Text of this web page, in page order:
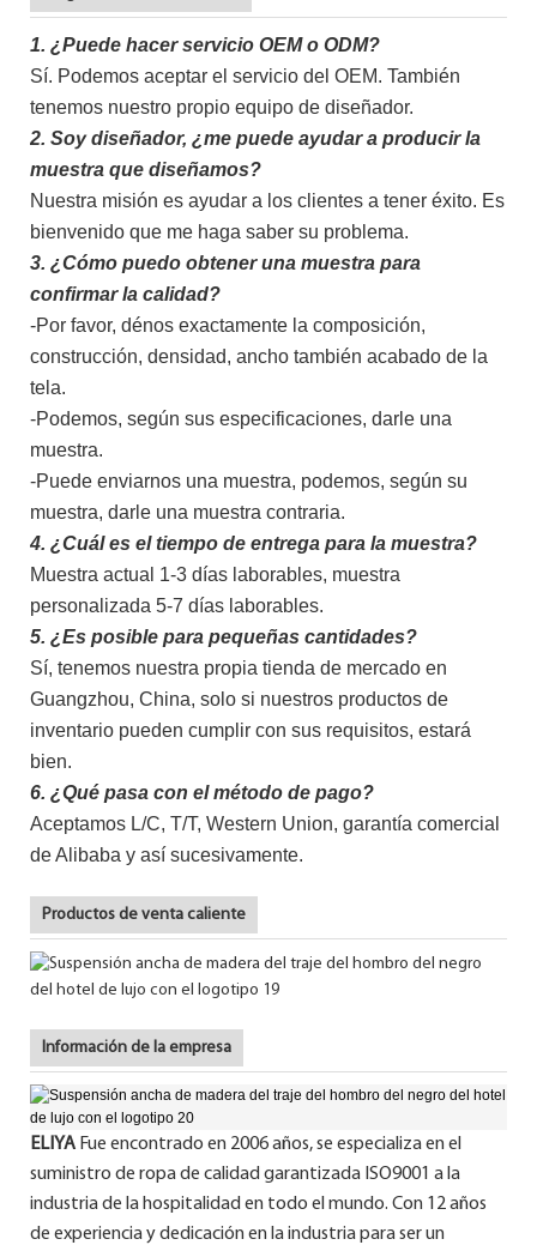
1. ¿Puede hacer servicio OEM o ODM?
Sí. Podemos aceptar el servicio del OEM. También
tenemos nuestro propio equipo de diseñador.
2. Soy diseñador, ¿me puede ayudar a producir la
muestra que diseñamos?
Nuestra misión es ayudar a los clientes a tener éxito. Es
bienvenido que me haga saber su problema.
3. ¿Cómo puedo obtener una muestra para
confirmar la calidad?
-Por favor, dénos exactamente la composición,
construcción, densidad, ancho también acabado de la
tela.
-Podemos, según sus especificaciones, darle una
muestra.
-Puede enviarnos una muestra, podemos, según su
muestra, darle una muestra contraria.
4. ¿Cuál es el tiempo de entrega para la muestra?
Muestra actual 1-3 días laborables, muestra
personalizada 5-7 días laborables.
5. ¿Es posible para pequeñas cantidades?
Sí, tenemos nuestra propia tienda de mercado en
Guangzhou, China, solo si nuestros productos de
inventario pueden cumplir con sus requisitos, estará
bien.
6. ¿Qué pasa con el método de pago?
Aceptamos L/C, T/T, Western Union, garantía comercial
de Alibaba y así sucesivamente.
Productos de venta caliente
Información de la empresa
ELIYA Fue encontrado en 2006 años, se especializa en el
suministro de ropa de calidad garantizada ISO9001 a la
industria de la hospitalidad en todo el mundo. Con 12 años
de experiencia y dedicación en la industria para ser un